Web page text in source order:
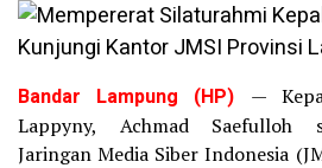
Bandar Lampung (HP)
—
Lappyny, Achmad Saefulloh
Jaringan Media Siber Indonesia